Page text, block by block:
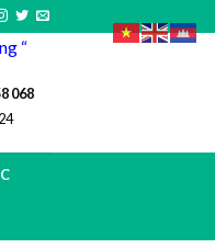
“
068